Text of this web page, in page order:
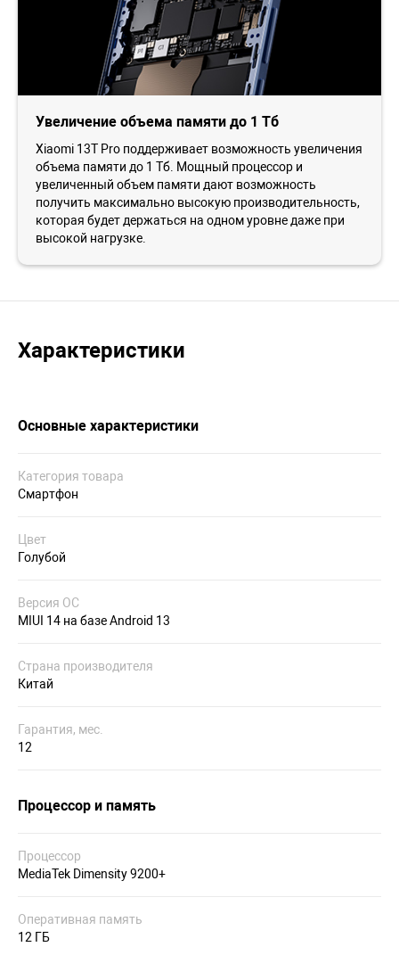
Увеличение объема памяти до 1 Тб
Xiaomi 13T Pro поддерживает возможность увеличения
объема памяти до 1 Тб. Мощный процессор и
увеличенный объем памяти дают возможность
получить максимально высокую производительность,
которая будет держаться на одном уровне даже при
высокой нагрузке.
Характеристики
Основные характеристики
Категория товара
Смартфон
Цвет
Голубой
Версия ОС
MIUI 14 на базе Android 13
Страна производителя
Китай
Гарантия, мес.
12
Процессор и память
Процессор
MediaTek Dimensity 9200+
Оперативная память
12 ГБ